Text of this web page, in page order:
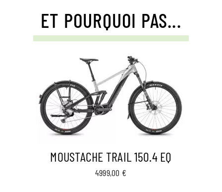
ET POURQUOI PAS...
MOUSTACHE TRAIL 150.4 EQ
4999,00 €